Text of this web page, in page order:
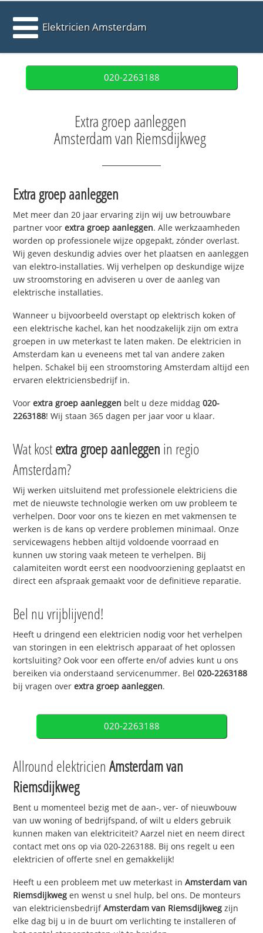
Elektricien Amsterdam
020-2263188
Extra groep aanleggen
Amsterdam van Riemsdijkweg
Extra groep aanleggen
Met meer dan 20 jaar ervaring zijn wij uw betrouwbare
partner voorextra groep aanleggen. Alle werkzaamheden
worden op professionele wijze opgepakt, zónder overlast.
Wij geven deskundig advies over het plaatsen en aanleggen
van elektro-installaties. Wij verhelpen op deskundige wijze
uw stroomstoring en adviseren u over de aanleg van
elektrische installaties.
Wanneer u bijvoorbeeld overstapt op elektrisch koken of
een elektrische kachel, kan het noodzakelijk zijn om extra
groepen in uw meterkast te laten maken. De elektricien in
Amsterdam kan u eveneens met tal van andere zaken
helpen. Schakel bij een stroomstoring Amsterdam altijd een
ervaren elektriciensbedrijf in.
Voorextra groep aanleggen belt u deze middag020-
2263188! Wij staan 365 dagen per jaar voor u klaar.
Wat kostextra groep aanleggen in regio
Amsterdam?
Wij werken uitsluitend met professionele elektriciens die
met de nieuwste technologie werken om uw probleem te
verhelpen. Door voor ons te kiezen en met vakmensen te
werken is de kans op verdere problemen minimaal. Onze
servicewagens hebben altijd voldoende voorraad en
kunnen uw storing vaak meteen te verhelpen. Bij
calamiteiten wordt eerst een noodvoorziening geplaatst en
direct een afspraak gemaakt voor de definitieve reparatie.
Bel nu vrijblijvend!
Heeft u dringend een elektricien nodig voor het verhelpen
van storingen in een elektrisch apparaat of het oplossen
kortsluiting? Ook voor een offerte en/of advies kunt u ons
bereiken via onderstaand servicenummer. Bel020-2263188
bij vragen overextra groep aanleggen.
020-2263188
Allround elektricienAmsterdam van
Riemsdijkweg
Bent u momenteel bezig met de aan-, ver- of nieuwbouw
van uw woning of bedrijfspand, of wilt u elders gebruik
kunnen maken van elektriciteit? Aarzel niet en neem direct
contact met ons op via 020-2263188. Bij ons regelt u een
elektricien of offerte snel en gemakkelijk!
Heeft u een probleem met uw meterkast inAmsterdam van
Riemsdijkweg en wenst u snel hulp, bel ons. De monteurs
van elektriciensbedrijfAmsterdam van Riemsdijkweg zijn
elke dag bij u in de buurt om verlichting te installeren of